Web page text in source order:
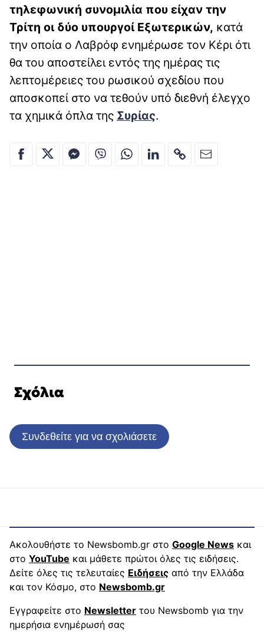
τηλεφωνική συνομιλία που είχαν την
Τρίτη οι δύο υπουργοί Εξωτερικών, κατά
την οποία ο Λαβρόφ ενημέρωσε τον Κέρι ότι
θα του αποστείλει εντός της ημέρας τις
λεπτομέρειες του ρωσικού σχεδίου που
αποσκοπεί στο να τεθούν υπό διεθνή έλεγχο
τα χημικά όπλα της Συρίας.
Σχόλια
Συνδεθείτε για να σχολιάσετε
Ακολουθήστε το Newsbomb.gr στο Google News και
στο YouTube και μάθετε πρώτοι όλες τις ειδήσεις.
Δείτε όλες τις τελευταίες Ειδήσεις από την Ελλάδα
και τον Κόσμο, στο Newsbomb.gr
Εγγραφείτε στο Newsletter του Newsbomb για την
ημερήσια ενημέρωσή σας